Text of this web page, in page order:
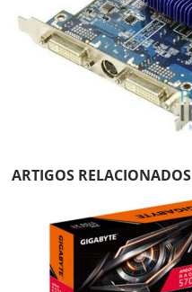
ARTIGOS RELACIONADOS